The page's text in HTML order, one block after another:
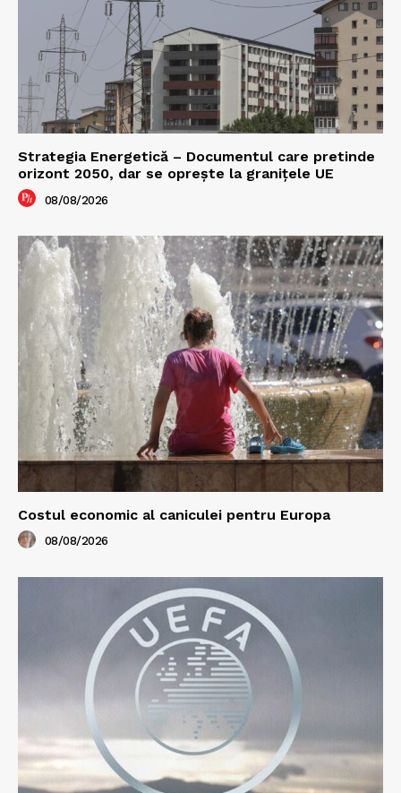
Strategia Energetică – Documentul care pretinde
orizont 2050, dar se oprește la granițele UE
08/08/2026
Costul economic al caniculei pentru Europa
08/08/2026